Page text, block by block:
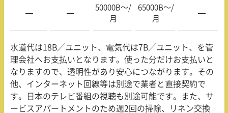
— —
50000B〜/
月
65000B〜/
月
—
水道代は18B ／ユニット、電気代は7B ／ユニット、を管
理会社へお支払いとなります。使った分だけお支払いと
なりますので、透明性があり安心につながります。その
他、インターネット回線等は別途で業者と直接契約で
す。日本のテレビ番組の視聴も別途可能です。また、サ
ービスアパートメントのため週2 回の掃除、リネン交換